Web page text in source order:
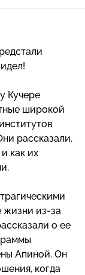
Кучере
широкой
рассказали,
как их
жизни из-за
о ее
Апиной. Он
когда